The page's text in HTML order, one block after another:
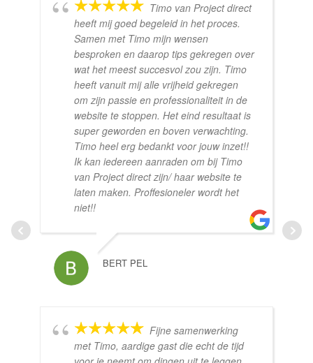
Timo van Project direct
heeft mij goed begeleid in het proces.
Samen met Timo mijn wensen
besproken en daarop tips gekregen over
wat het meest succesvol zou zijn. Timo
heeft vanuit mij alle vrijheid gekregen
om zijn passie en professionaliteit in de
website te stoppen. Het eind resultaat is
super geworden en boven verwachting.
Timo heel erg bedankt voor jouw inzet!!
Ik kan iedereen aanraden om bij Timo
van Project direct zijn/ haar website te
laten maken. Proffesioneler wordt het
niet!!
BERT PEL
Fijne samenwerking
met Timo, aardige gast die echt de tijd